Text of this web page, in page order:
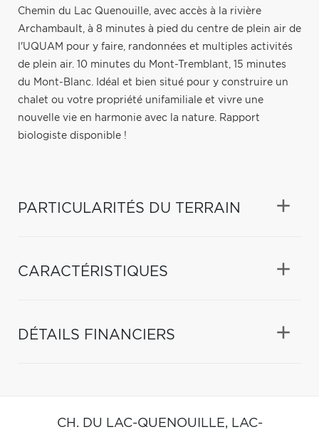
Chemin du Lac Quenouille, avec accès à la rivière
Archambault, à 8 minutes à pied du centre de plein air de
l'UQUAM pour y faire, randonnées et multiples activités
de plein air. 10 minutes du Mont-Tremblant, 15 minutes
du Mont-Blanc. Idéal et bien situé pour y construire un
chalet ou votre propriété unifamiliale et vivre une
nouvelle vie en harmonie avec la nature. Rapport
biologiste disponible !
PARTICULARITÉS DU TERRAIN
CARACTÉRISTIQUES
DÉTAILS FINANCIERS
CH. DU LAC-QUENOUILLE, LAC-